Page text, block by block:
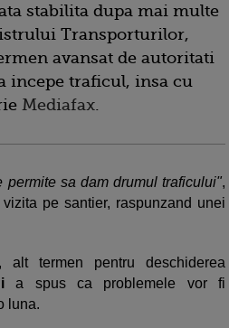
stabilita dupa mai multe
Transporturilor,
avansat de autoritati
incepe traficul, insa cu
Mediafax
sa dam drumul traficului",
pe santier, raspunzand unei
termen pentru deschiderea
a spus ca problemele vor fi
luna.